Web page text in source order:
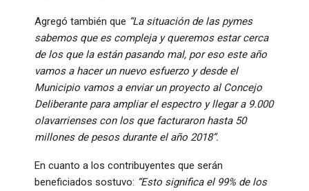
Agregó también que “La situación de las pymes
sabemos que es compleja y queremos estar cerca
de los que la están pasando mal, por eso este año
vamos a hacer un nuevo esfuerzo y desde el
Municipio vamos a enviar un proyecto al Concejo
Deliberante para ampliar el espectro y llegar a 9.000
olavarrienses con los que facturaron hasta 50
millones de pesos durante el año 2018”.
En cuanto a los contribuyentes que serán
beneficiados sostuvo: “Esto significa el 99% de los